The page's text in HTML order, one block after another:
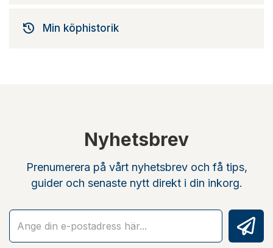
Min köphistorik
Nyhetsbrev
Prenumerera på vårt nyhetsbrev och få tips,
guider och senaste nytt direkt i din inkorg.